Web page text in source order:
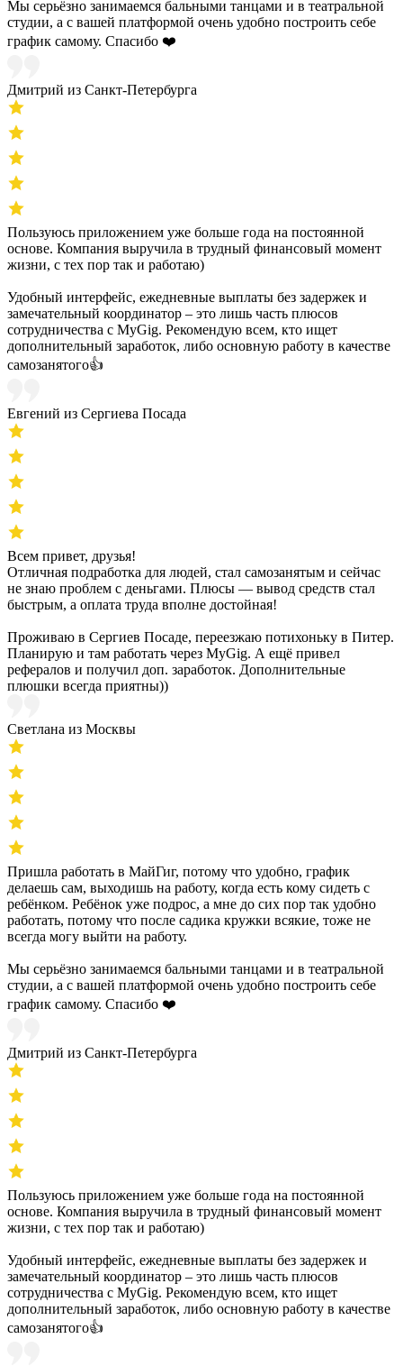
Мы серьёзно занимаемся бальными танцами и в театральной
студии, а с вашей платформой очень удобно построить себе
график самому. Спасибо ❤️
Дмитрий из Санкт-Петербурга
Пользуюсь приложением уже больше года на постоянной
основе. Компания выручила в трудный финансовый момент
жизни, с тех пор так и работаю)
Удобный интерфейс, ежедневные выплаты без задержек и
замечательный координатор – это лишь часть плюсов
сотрудничества с MyGig. Рекомендую всем, кто ищет
дополнительный заработок, либо основную работу в качестве
самозанятого👍
Евгений из Сергиева Посада
Всем привет, друзья!
Отличная подработка для людей, стал самозанятым и сейчас
не знаю проблем с деньгами. Плюсы — вывод средств стал
быстрым, а оплата труда вполне достойная!
Проживаю в Сергиев Посаде, переезжаю потихоньку в Питер.
Планирую и там работать через MyGig. А ещё привел
рефералов и получил доп. заработок. Дополнительные
плюшки всегда приятны))
Светлана из Москвы
Пришла работать в МайГиг, потому что удобно, график
делаешь сам, выходишь на работу, когда есть кому сидеть с
ребёнком. Ребёнок уже подрос, а мне до сих пор так удобно
работать, потому что после садика кружки всякие, тоже не
всегда могу выйти на работу.
Мы серьёзно занимаемся бальными танцами и в театральной
студии, а с вашей платформой очень удобно построить себе
график самому. Спасибо ❤️
Дмитрий из Санкт-Петербурга
Пользуюсь приложением уже больше года на постоянной
основе. Компания выручила в трудный финансовый момент
жизни, с тех пор так и работаю)
Удобный интерфейс, ежедневные выплаты без задержек и
замечательный координатор – это лишь часть плюсов
сотрудничества с MyGig. Рекомендую всем, кто ищет
дополнительный заработок, либо основную работу в качестве
самозанятого👍